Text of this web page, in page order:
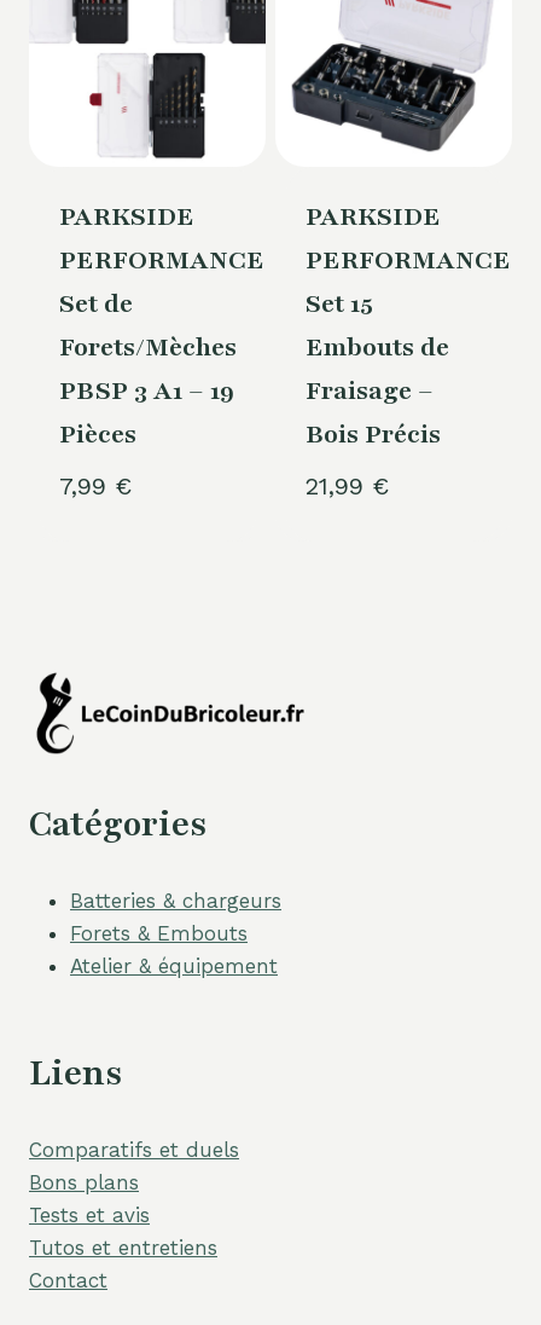
PARKSIDE
PERFORMANCE®
Set de
Forets/Mèches
PBSP 3 A1 – 19
Pièces
7,99 €
PARKSIDE
PERFORMANCE®
Set 15
Embouts de
Fraisage –
Bois Précis
21,99 €
Catégories
Batteries & chargeurs
Forets & Embouts
Atelier & équipement
Liens
Comparatifs et duels
Bons plans
Tests et avis
Tutos et entretiens
Contact